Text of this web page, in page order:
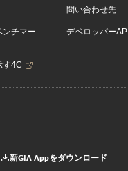
ンチマー
す4C
問い合わせ先
デベロッパーAPI
新GIA Appをダウンロード